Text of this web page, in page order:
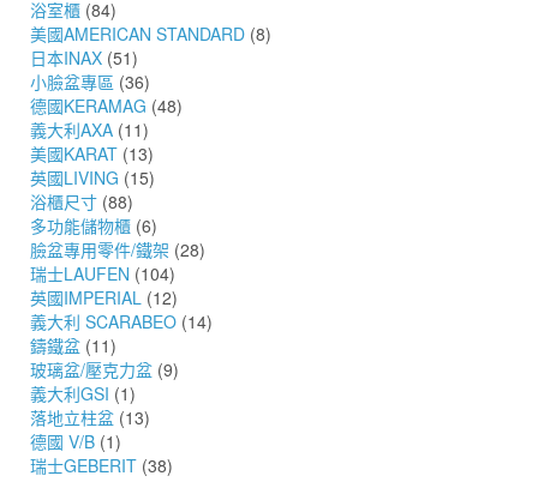
浴室櫃 (84)
美國AMERICAN STANDARD (8)
日本INAX (51)
小臉盆專區 (36)
德國KERAMAG (48)
義大利AXA (11)
美國KARAT (13)
英國LIVING (15)
浴櫃尺寸 (88)
多功能儲物櫃 (6)
臉盆專用零件/鐵架 (28)
瑞士LAUFEN (104)
英國IMPERIAL (12)
義大利 SCARABEO (14)
鑄鐵盆 (11)
玻璃盆/壓克力盆 (9)
義大利GSI (1)
落地立柱盆 (13)
德國 V/B (1)
瑞士GEBERIT (38)